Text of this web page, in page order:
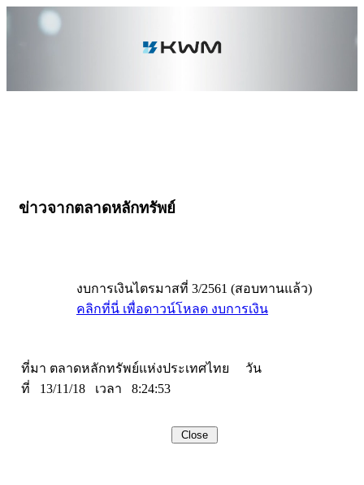
ข่าวจากตลาดหลักทรัพย์
งบการเงินไตรมาสที่ 3/2561 (สอบทานแล้ว)
คลิกที่นี่ เพื่อดาวน์โหลด งบการเงิน
ที่มา ตลาดหลักทรัพย์แห่งประเทศไทย วัน
ที่ 13/11/18 เวลา 8:24:53